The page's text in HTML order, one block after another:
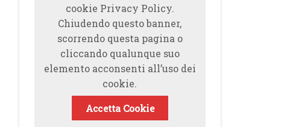
cookie Privacy Policy.
Chiudendo questo banner,
scorrendo questa pagina o
cliccando qualunque suo
elemento acconsenti all’uso dei
cookie.
Accetta Cookie